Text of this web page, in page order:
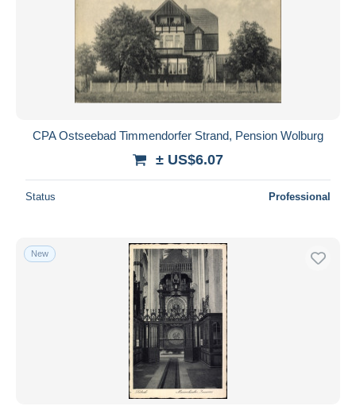
CPA Ostseebad Timmendorfer Strand, Pension Wolburg
± US$6.07
Status Professional
New